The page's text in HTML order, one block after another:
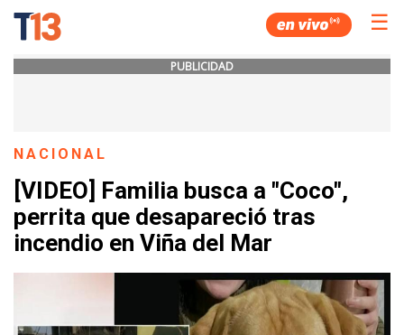
☰
PUBLICIDAD
NACIONAL
[VIDEO] Familia busca a "Coco",
perrita que desapareció tras
incendio en Viña del Mar